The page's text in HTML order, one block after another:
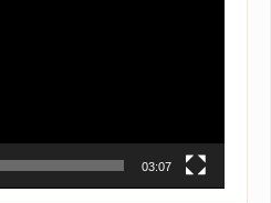
03:07